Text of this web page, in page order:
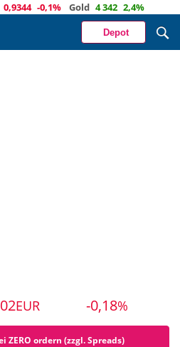
-0,1% Gold 4 342 2,4%
Depot
EUR -0,18%
ZERO ordern (zzgl. Spreads)